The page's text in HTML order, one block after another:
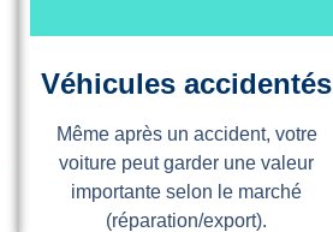
Véhicules accidentés
Même après un accident, votre
voiture peut garder une valeur
importante selon le marché
(réparation/export).